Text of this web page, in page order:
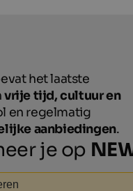
het laatste
vrije tijd, cultuur en
en regelmatig
aanbiedingen.
je op